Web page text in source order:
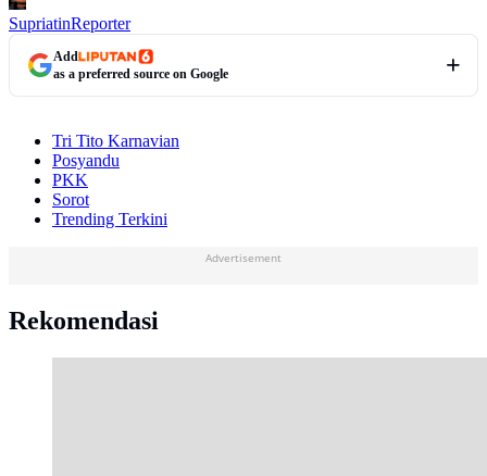
SupriatinReporter
Add
as a preferred source on Google
Tri Tito Karnavian
Posyandu
PKK
Sorot
Trending Terkini
Advertisement
Rekomendasi